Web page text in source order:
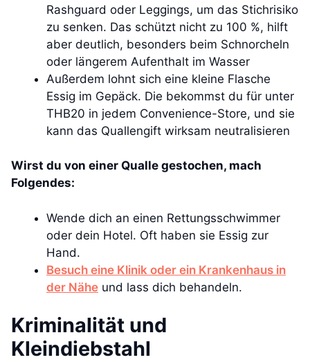
Rashguard oder Leggings, um das Stichrisiko
zu senken. Das schützt nicht zu 100 %, hilft
aber deutlich, besonders beim Schnorcheln
oder längerem Aufenthalt im Wasser
Außerdem lohnt sich eine kleine Flasche
Essig im Gepäck. Die bekommst du für unter
THB20 in jedem Convenience-Store, und sie
kann das Quallengift wirksam neutralisieren
Wirst du von einer Qualle gestochen, mach
Folgendes:
Wende dich an einen Rettungsschwimmer
oder dein Hotel. Oft haben sie Essig zur
Hand.
Besuch eine Klinik oder ein Krankenhaus in
der Nähe und lass dich behandeln.
Kriminalität und
Kleindiebstahl